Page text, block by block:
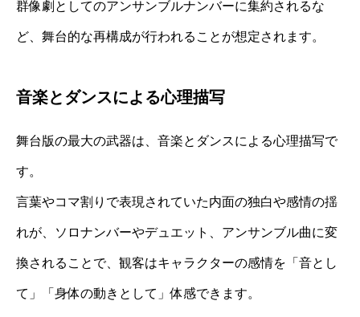
群像劇としてのアンサンブルナンバーに集約されるな
ど、舞台的な再構成が行われることが想定されます。
音楽とダンスによる心理描写
舞台版の最大の武器は、音楽とダンスによる心理描写で
す。
言葉やコマ割りで表現されていた内面の独白や感情の揺
れが、ソロナンバーやデュエット、アンサンブル曲に変
換されることで、観客はキャラクターの感情を「音とし
て」「身体の動きとして」体感できます。